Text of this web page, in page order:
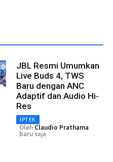
JBL Resmi Umumkan
Live Buds 4, TWS
Baru dengan ANC
Adaptif dan Audio Hi-
Res
IPTEK
Oleh Claudio Prathama
baru saja